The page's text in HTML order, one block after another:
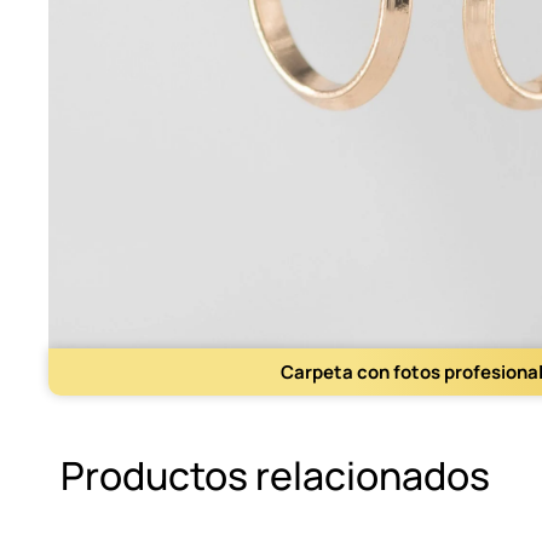
Carpeta con fotos
Productos relacionados